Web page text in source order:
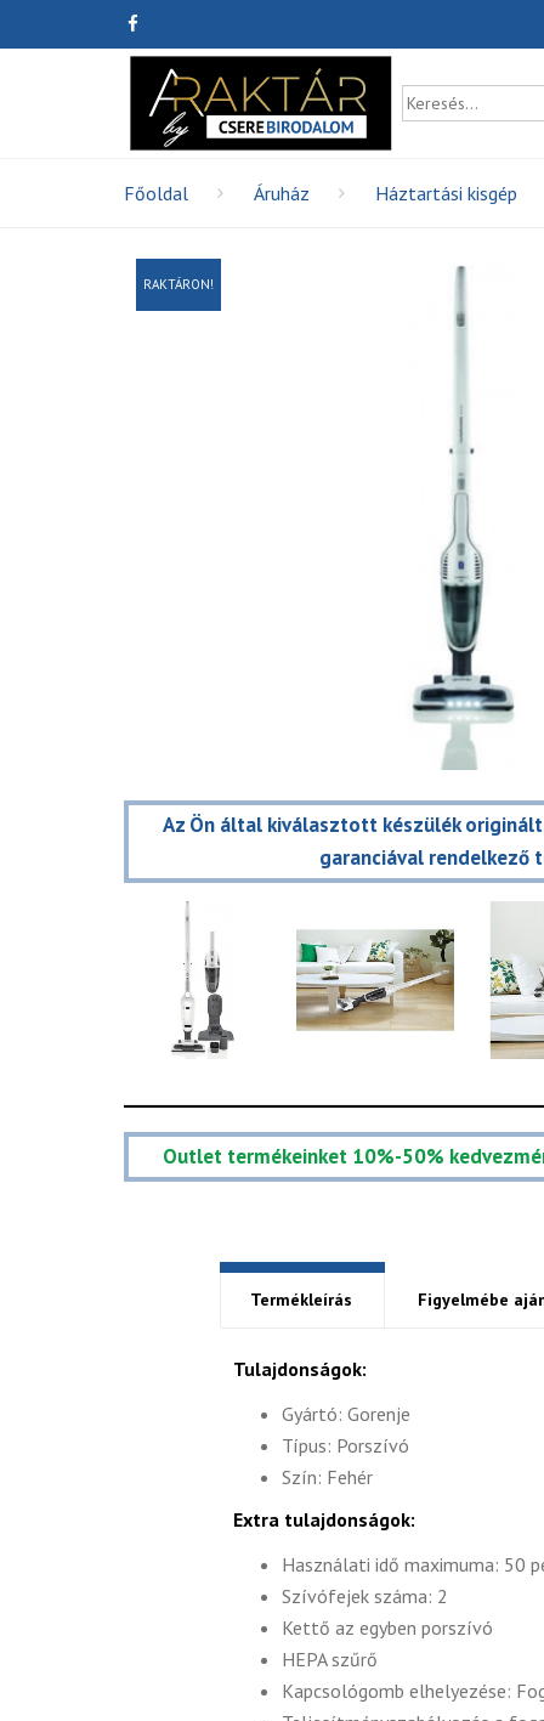
Főoldal Áruház Háztartási kisgép
RAKTÁRON!
Az Ön által kiválasztott készülék
garanciával rendelkező
Outlet termékeinket 10%-50%
Termékleírás Figyelmébe
Tulajdonságok:
Gyártó: Gorenje
Típus: Porszívó
Szín: Fehér
Extra tulajdonságok:
Használati idő maximuma: 50
Szívófejek száma: 2
Kettő az egyben porszívó
HEPA szűrő
Kapcsológomb elhelyezése: